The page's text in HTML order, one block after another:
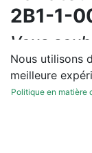
2B1-1-
Vous
Nous utilisons
meilleure
Politique en matière